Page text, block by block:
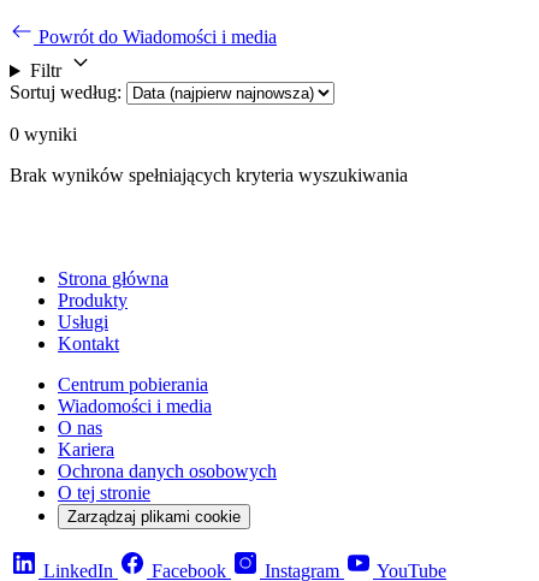
Powrót do Wiadomości i media
Filtr
Sortuj według:
0 wyniki
Brak wyników spełniających kryteria wyszukiwania
Strona główna
Produkty
Usługi
Kontakt
Centrum pobierania
Wiadomości i media
O nas
Kariera
Ochrona danych osobowych
O tej stronie
Zarządzaj plikami cookie
LinkedIn Facebook Instagram YouTube